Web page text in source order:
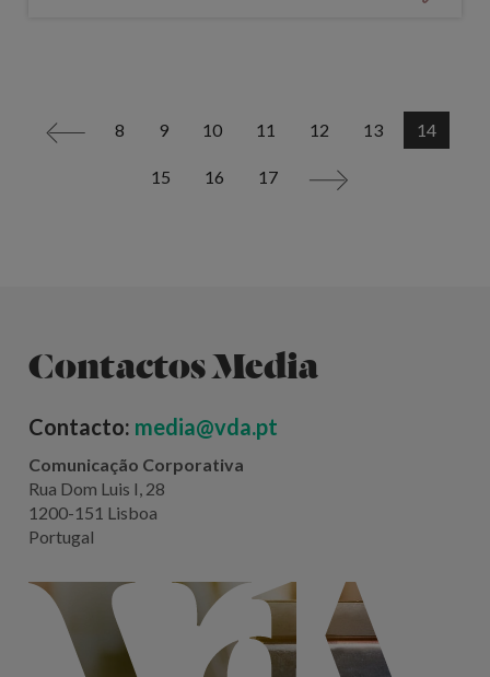
< 8 9 10 11 12 13 14
15 16 17 >
Contactos Media
Contacto: media@vda.pt
Comunicação Corporativa
Rua Dom Luis I, 28
1200-151 Lisboa
Portugal